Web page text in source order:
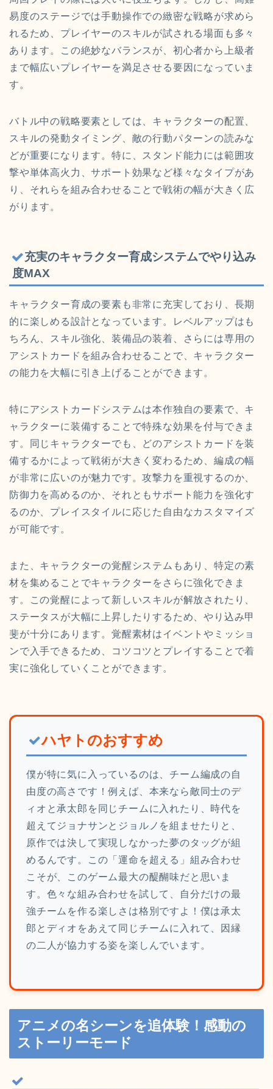
易度のステージでは手動操作での緻密な戦略が求めら
れるため、プレイヤーのスキルが試される場面も多々
あります。この絶妙なバランスが、初心者から上級者
まで幅広いプレイヤーを満足させる要因になっていま
す。
バトル中の戦略要素としては、キャラクターの配置、
スキルの発動タイミング、敵の行動パターンの読みな
どが重要になります。特に、スタンド能力には範囲攻
撃や単体高火力、サポート効果など様々なタイプがあ
り、それらを組み合わせることで戦術の幅が大きく広
がります。
充実のキャラクター育成システムでやり込み
度MAX
キャラクター育成の要素も非常に充実しており、長期
的に楽しめる設計となっています。レベルアップはも
ちろん、スキル強化、装備品の装着、さらには専用の
アシストカードを組み合わせることで、キャラクター
の能力を大幅に引き上げることができます。
特にアシストカードシステムは本作独自の要素で、キ
ャラクターに装備することで特殊な効果を付与できま
す。同じキャラクターでも、どのアシストカードを装
備するかによって戦術が大きく変わるため、編成の幅
が非常に広いのが魅力です。攻撃力を重視するのか、
防御力を高めるのか、それともサポート能力を強化す
るのか、プレイスタイルに応じた自由なカスタマイズ
が可能です。
また、キャラクターの覚醒システムもあり、特定の素
材を集めることでキャラクターをさらに強化できま
す。この覚醒によって新しいスキルが解放されたり、
ステータスが大幅に上昇したりするため、やり込み甲
斐が十分にあります。覚醒素材はイベントやミッショ
ンで入手できるため、コツコツとプレイすることで着
実に強化していくことができます。
ハヤトのおすすめ
僕が特に気に入っているのは、チーム編成の自
由度の高さです！例えば、本来なら敵同士のデ
ィオと承太郎を同じチームに入れたり、時代を
超えてジョナサンとジョルノを組ませたりと、
原作では決して実現しなかった夢のタッグが組
めるんです。この「運命を超える」組み合わせ
こそが、このゲーム最大の醍醐味だと思いま
す。色々な組み合わせを試して、自分だけの最
強チームを作る楽しさは格別ですよ！僕は承太
郎とディオをあえて同じチームに入れて、因縁
の二人が協力する姿を楽しんでいます。
アニメの名シーンを追体験！感動の
ストーリーモード